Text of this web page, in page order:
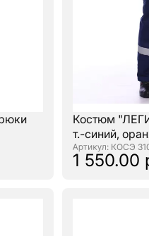
Костюм
т.-синий,
: КОСЭ
1 550.00